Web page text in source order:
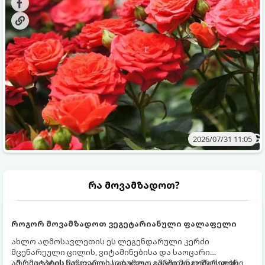
ვიცოდეთ, რომელი სასუქები გამოიყენება ამ დროს.
2026/07/31 11:05
რა მოვამზადოთ?
როგორ მოვამზადოთ ვეგეტარიანული ფალაფელი
ახლო აღმოსავლეთის ეს ლეგენდარული კერძი
მცენარეული ცილის, ვიტამინებისა და საოცარი
არომატების ნამდვილი საბადოა. გარედან ოქროსფერი
ამ რეცეპტის მთავარი საიდუმლო იმაში მდგომარეობს,